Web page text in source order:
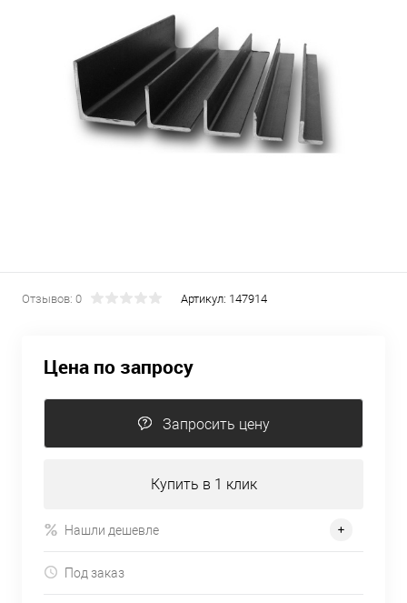
Отзывов: 0 Артикул: 147914
Цена по запросу
Запросить цену
Купить в 1 клик
Нашли дешевле
Под заказ